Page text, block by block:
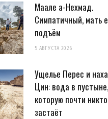
Маале а-Нехмад.
Симпатичный, мать
подъём
5 АВГУСТА 2026
Ущелье Перес и
Цин: вода в пустыне,
которую почти
застаёт